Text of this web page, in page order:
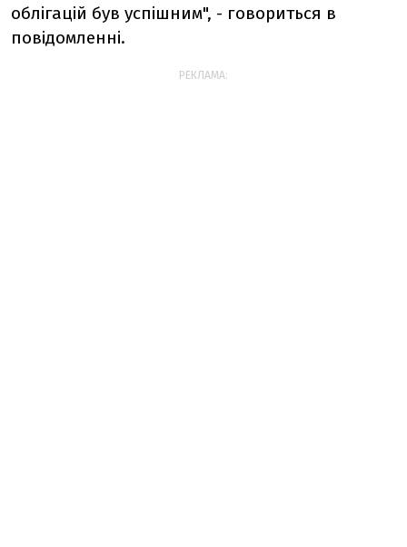
облігацій був успішним", - говориться в
повідомленні.
РЕКЛАМА: